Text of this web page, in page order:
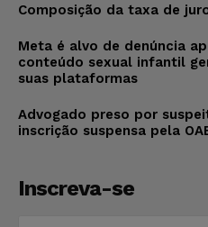
Composição da taxa de
Meta é alvo de denúncia
conteúdo sexual infantil
suas plataformas
Advogado preso por
inscrição suspensa pela
Inscreva-se